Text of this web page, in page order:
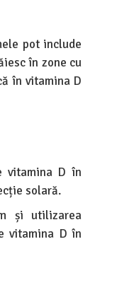
pot include
în zone cu
în vitamina D
vitamina D în
solară.
și utilizarea
vitamina D în